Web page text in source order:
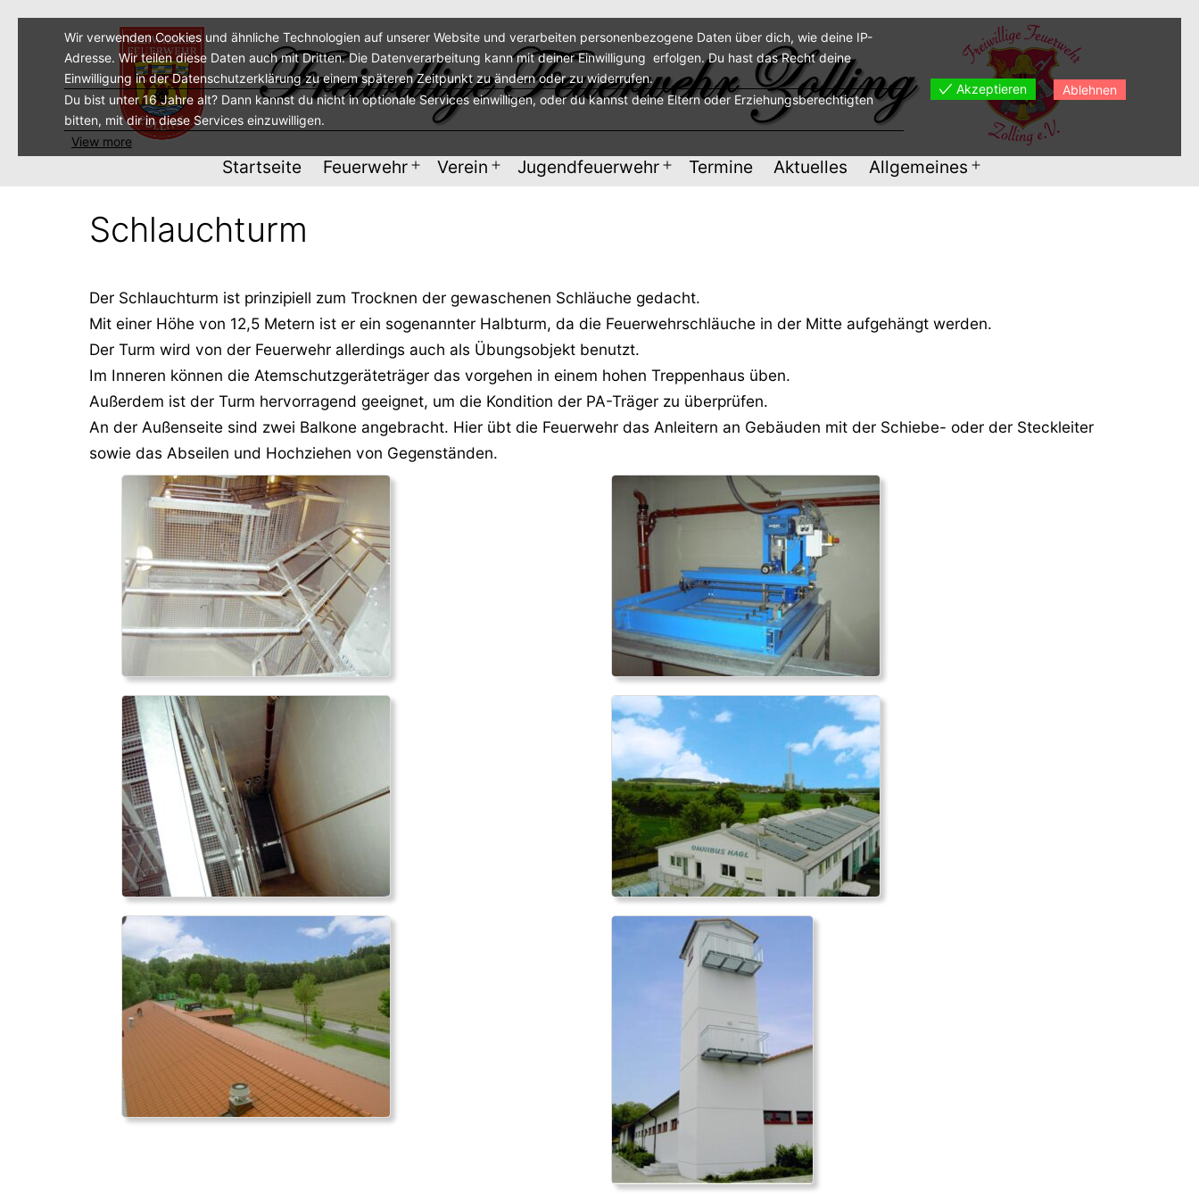
Startseite Feuerwehr MenüVerein MenüJugendfeuerwehr MenüTermine Aktuelles Allgemeines Menü
Schlauchturm
Der Schlauchturm ist prinzipiell zum Trocknen der gewaschenen Schläuche gedacht.
Mit einer Höhe von 12,5 Metern ist er ein sogenannter Halbturm, da die Feuerwehrschläuche in der Mitte aufgehängt werden.
Der Turm wird von der Feuerwehr allerdings auch als Übungsobjekt benutzt.
Im Inneren können die Atemschutzgeräteträger das vorgehen in einem hohen Treppenhaus üben.
Außerdem ist der Turm hervorragend geeignet, um die Kondition der PA-Träger zu überprüfen.
An der Außenseite sind zwei Balkone angebracht. Hier übt die Feuerwehr das Anleitern an Gebäuden mit der Schiebe- oder der Steckleiter
sowie das Abseilen und Hochziehen von Gegenständen.
Wir verwenden Cookies und ähnliche Technologien auf unserer Website und verarbeiten personenbezogene Daten über dich, wie deine IP-
Adresse. Wir teilen diese Daten auch mit Dritten. Die Datenverarbeitung kann mit deiner Einwilligung erfolgen. Du hast das Recht deine
Einwilligung in der Datenschutzerklärung zu einem späteren Zeitpunkt zu ändern oder zu widerrufen.
Du bist unter 16 Jahre alt? Dann kannst du nicht in optionale Services einwilligen, oder du kannst deine Eltern oder Erziehungsberechtigten
bitten, mit dir in diese Services einzuwilligen.
View more
Akzeptieren Ablehnen